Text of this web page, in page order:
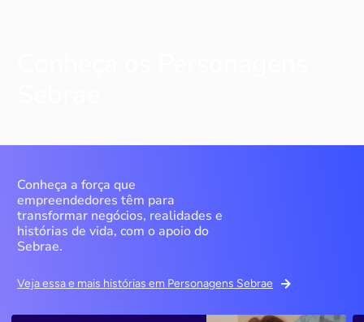
Conheça a força que
empreendedores têm para
transformar negócios, realidades e
histórias de vida, com o apoio do
Sebrae.
Veja essa e mais histórias em Personagens Sebrae